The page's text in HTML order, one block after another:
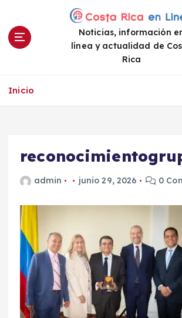
Noticias, información
línea y actualidad de
Rica
Inicio
admin junio 29, 2026 0